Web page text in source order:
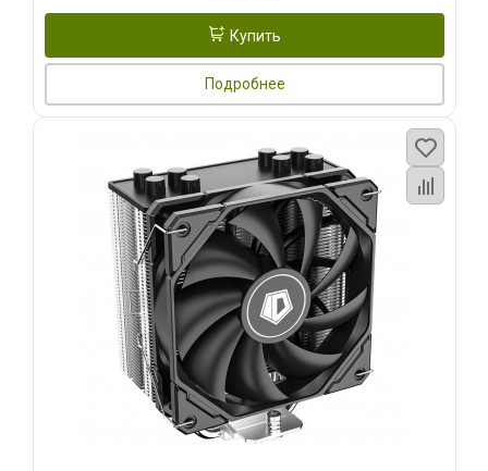
Купить
Подробнее